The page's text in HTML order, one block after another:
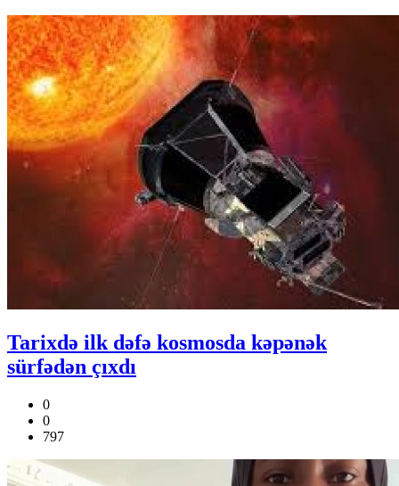
Tarixdə ilk dəfə kosmosda kəpənək
sürfədən çıxdı
0
0
797